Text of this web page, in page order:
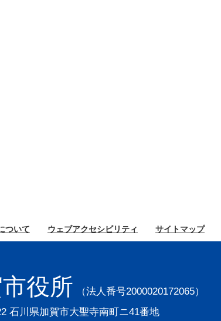
ついて ウェブアクセシビリティ サイトマップ
役所
（法人番号2000020172065）
石川県加賀市大聖寺南町ニ41番地